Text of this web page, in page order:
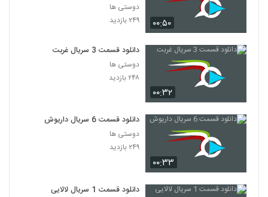
۰۰:۵۰
دوستی ها
۲۴۹ بازدید
۰۰:۳۲
دانلود قسمت 3 سریال غربت
دوستی ها
۲۴۸ بازدید
۰۰:۳۳
دانلود قسمت 6 سریال داریوش
دوستی ها
۲۴۹ بازدید
دانلود قسمت 1 سریال لالایی